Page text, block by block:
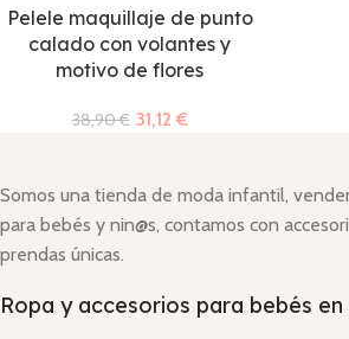
Pelele maquillaje de punto
calado con volantes y
motivo de flores
38,90€ 31,12€
Somos una tienda de moda infantil,
para bebés y nin@s, contamos con
prendas únicas.
Ropa y accesorios para bebés